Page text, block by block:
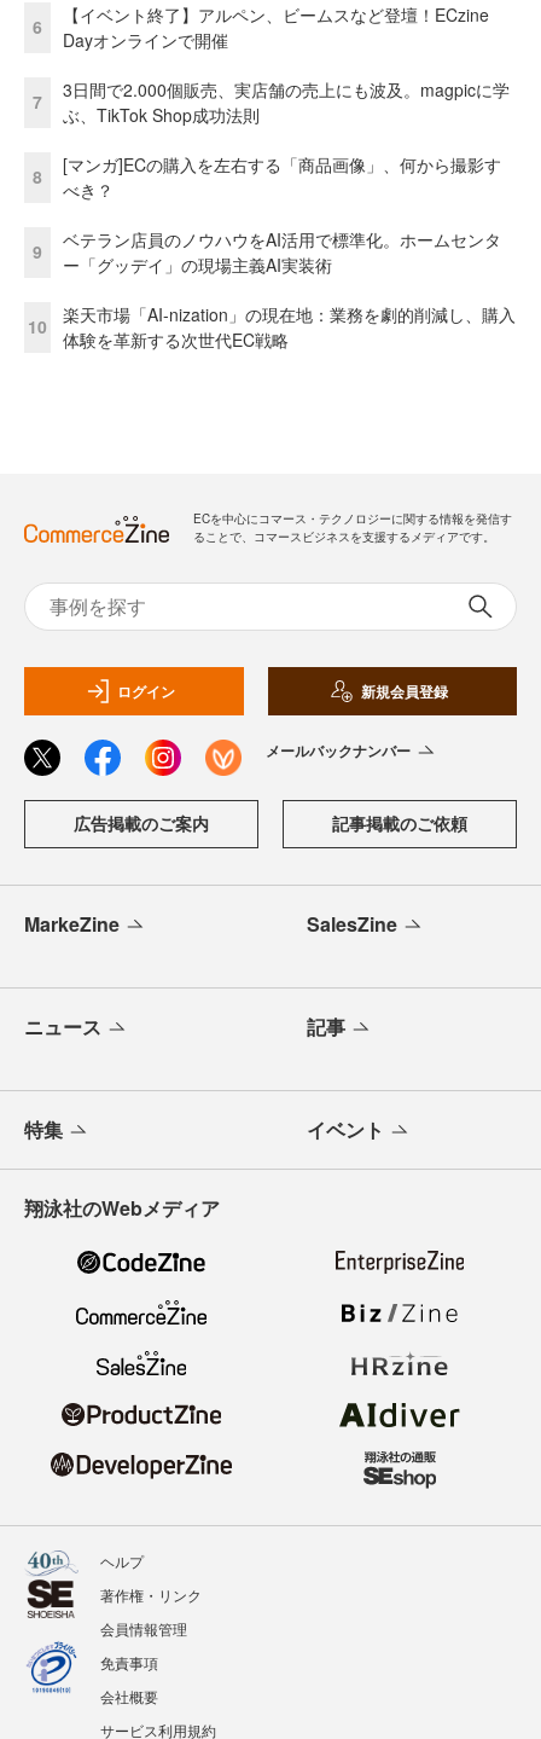
6
【イベント終了】アルペン、ビームスなど登壇！ECzine
Dayオンラインで開催
7
3日間で2.000個販売、実店舗の売上にも波及。magpicに学
ぶ、TikTok Shop成功法則
8
[マンガ]ECの購入を左右する「商品画像」、何から撮影す
べき？
9
ベテラン店員のノウハウをAI活用で標準化。ホームセンタ
ー「グッデイ」の現場主義AI実装術
10
楽天市場「AI-nization」の現在地：業務を劇的削減し、購入
体験を革新する次世代EC戦略
ECを中心にコマース・テクノロジーに関する情報を発信す
ることで、コマースビジネスを支援するメディアです。
ログイン 新規会員登録
メールバックナンバー
広告掲載のご案内 記事掲載のご依頼
MarkeZine SalesZine
ニュース 記事
特集 イベント
翔泳社のWebメディア
ヘルプ
著作権・リンク
会員情報管理
免責事項
会社概要
サービス利用規約